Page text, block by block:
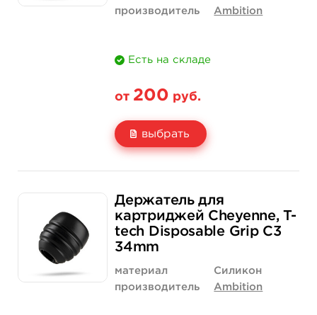
производитель
Ambition
Есть на складе
от 200 руб.
выбрать
Количество
200 руб.
купить купить
Держатель для
картриджей Cheyenne, T-
tech Disposable Grip C3
34mm
материал
Силикон
производитель
Ambition